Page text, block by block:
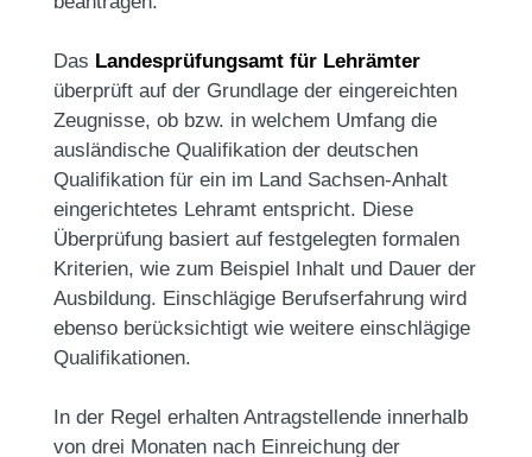
Das Landesprüfungsamt für Lehrämter
überprüft auf der Grundlage der eingereichten
Zeugnisse, ob bzw. in welchem Umfang die
ausländische Qualifikation der deutschen
Qualifikation für ein im Land Sachsen-Anhalt
eingerichtetes Lehramt entspricht. Diese
Überprüfung basiert auf festgelegten formalen
Kriterien, wie zum Beispiel Inhalt und Dauer der
Ausbildung. Einschlägige Berufserfahrung wird
ebenso berücksichtigt wie weitere einschlägige
Qualifikationen.
In der Regel erhalten Antragstellende innerhalb
von drei Monaten nach Einreichung der